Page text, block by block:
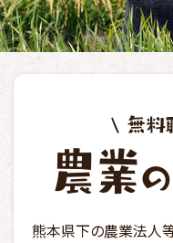
熊本県下の農業法人